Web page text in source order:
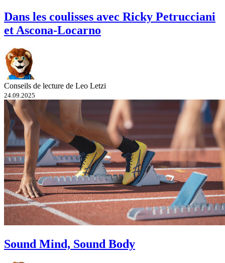
Dans les coulisses avec Ricky Petrucciani
et Ascona-Locarno
Conseils de lecture de Leo Letzi
24.09.2025
Sound Mind, Sound Body